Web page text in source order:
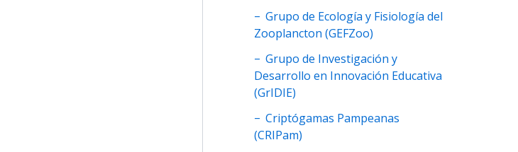
Grupo de Ecología y Fisiología del
Zooplancton (GEFZoo)
Grupo de Investigación y
Desarrollo en Innovación Educativa
(GrIDIE)
Criptógamas Pampeanas
(CRIPam)